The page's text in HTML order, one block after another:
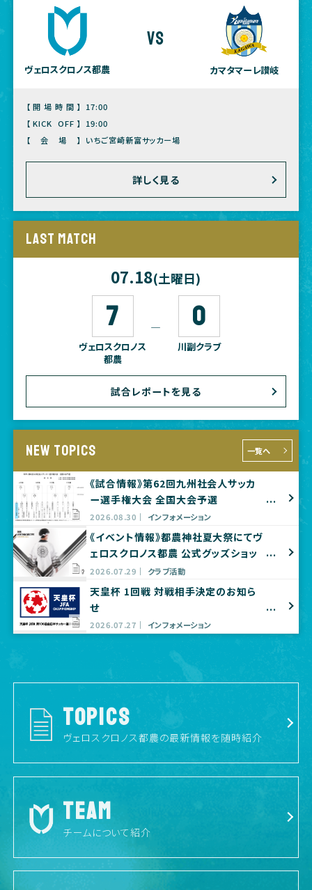
ヴェロスクロノス都農
vs
カマタマーレ讃岐
【開場時間】
17:00
【KICK OFF】
19:00
【会場】
いちご宮崎新富サッカー場
詳しく見る
LAST MATCH
07.18(土曜日)
7
ヴェロスクロノス
都農
― 0
川副クラブ
試合レポートを見る
NEW TOPICS 一覧へ
《試合情報》第62回九州社会人サッカ
ー選手権大会 全国大会予選
2026.08.30 インフォメーション
《イベント情報》都農神社夏大祭にてヴ
ェロスクロノス都農 公式グッズショッ
プ出店のお知らせ
2026.07.29 クラブ活動
天皇杯 1回戦 対戦相手決定のお知ら
せ
2026.07.27 インフォメーション
TOPICS
ヴェロスクロノス都農の最新情報を随時紹介
TEAM
チームについて紹介